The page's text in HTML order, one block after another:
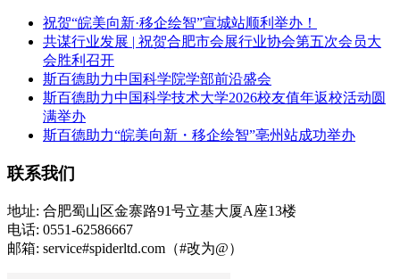
祝贺“皖美向新·移企绘智”宣城站顺利举办！
共谋行业发展 | 祝贺合肥市会展行业协会第五次会员大
会胜利召开
斯百德助力中国科学院学部前沿盛会
斯百德助力中国科学技术大学2026校友值年返校活动圆
满举办
斯百德助力“皖美向新・移企绘智”亳州站成功举办
联系我们
地址: 合肥蜀山区金寨路91号立基大厦A座13楼
电话: 0551-62586667
邮箱: service#spiderltd.com（#改为@）